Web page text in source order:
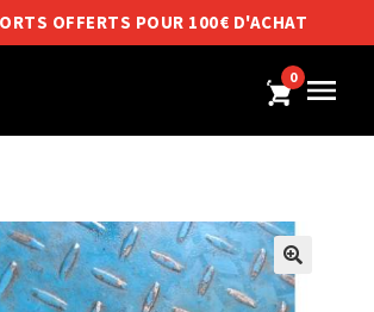
OFFERTS POUR 100€ D'ACHAT
0